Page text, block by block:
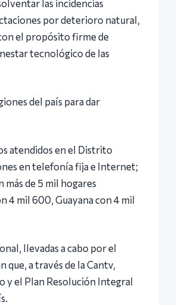
las incidencias
por deterioro natural,
el propósito firme de
tecnológico de las
del país para dar
atendidos en el Distrito
en telefonía fija e Internet;
de 5 mil hogares
4 mil 600, Guayana con 4 mil
llevadas a cabo por el
a través de la Cantv,
y el Plan Resolución Integral